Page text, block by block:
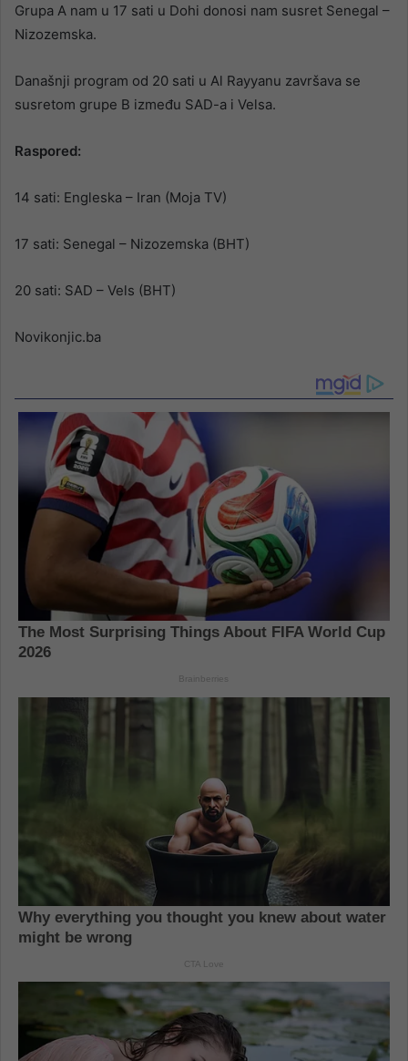
Grupa A nam u 17 sati u Dohi donosi nam susret Senegal –
Nizozemska.
Današnji program od 20 sati u Al Rayyanu završava se
susretom grupe B između SAD-a i Velsa.
Raspored:
14 sati: Engleska – Iran (Moja TV)
17 sati: Senegal – Nizozemska (BHT)
20 sati: SAD – Vels (BHT)
Novikonjic.ba